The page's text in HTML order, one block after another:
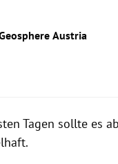
Austria
Tagen sollte es